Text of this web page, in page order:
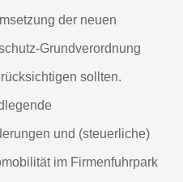
der neuen
Grundverordnung
sollten.
und (steuerliche)
im Firmenfuhrpark